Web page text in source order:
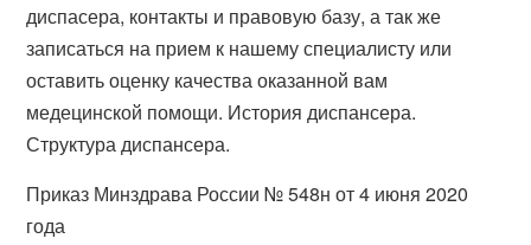
диспасера, контакты и правовую базу, а так же
записаться на прием к нашему специалисту или
оставить оценку качества оказанной вам
медецинской помощи. История диспансера.
Структура диспансера.
Приказ Минздрава России № 548н от 4 июня 2020
года